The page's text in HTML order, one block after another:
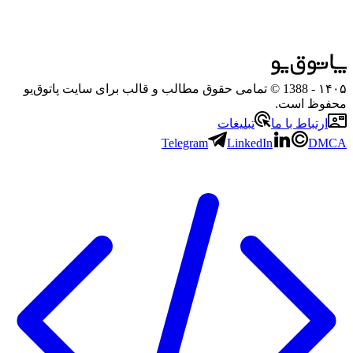
۱۴۰۵
- 1388 © تمامی حقوق مطالب و قالب برای سایت پاتوق‌یو
محفوظ است.
ارتباط با ما
تبلیغات
Telegram
LinkedIn DMCA